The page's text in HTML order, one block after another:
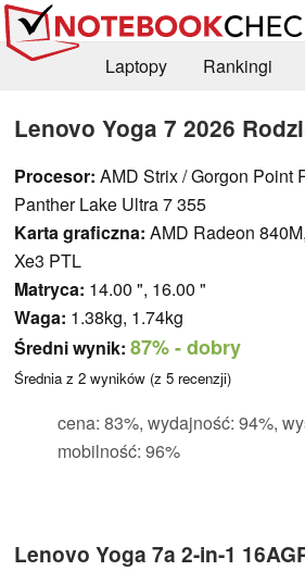
Laptopy Rankingi
Lenovo Yoga 7 2026
Procesor: AMD Strix / Gorgon Point
Panther Lake Ultra 7 355
Karta graficzna: AMD Radeon
Xe3 PTL
Matryca: 14.00 ", 16.00 "
Waga: 1.38kg, 1.74kg
Średni wynik: 87%- dobry
Średnia z 2 wyników (z 5 recenzji)
cena: 83%, wydajność: 94%,
mobilność: 96%
Lenovo Yoga 7a 2-in-1